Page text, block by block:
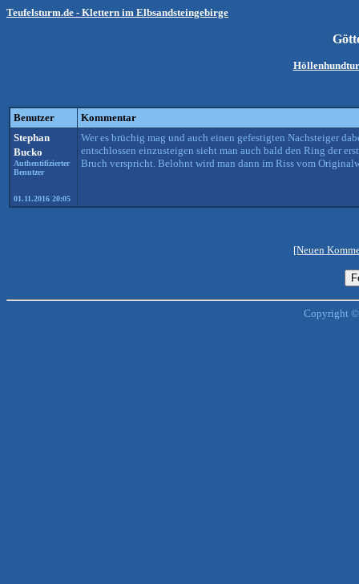
Teufelsturm.de - Klettern im Elbsandsteingebirge
Benutzer
Kommentar
Stephan
Bucko
Authentifizierter
Benutzer
01.11.2016 20:05
Wer es brüchig mag und auch einen gefestigten Nachsteiger
entschlossen einzusteigen sieht man auch bald den Ring der
Bruch verspricht. Belohnt wird man dann im Riss vom
[Neuen
Copyright ©